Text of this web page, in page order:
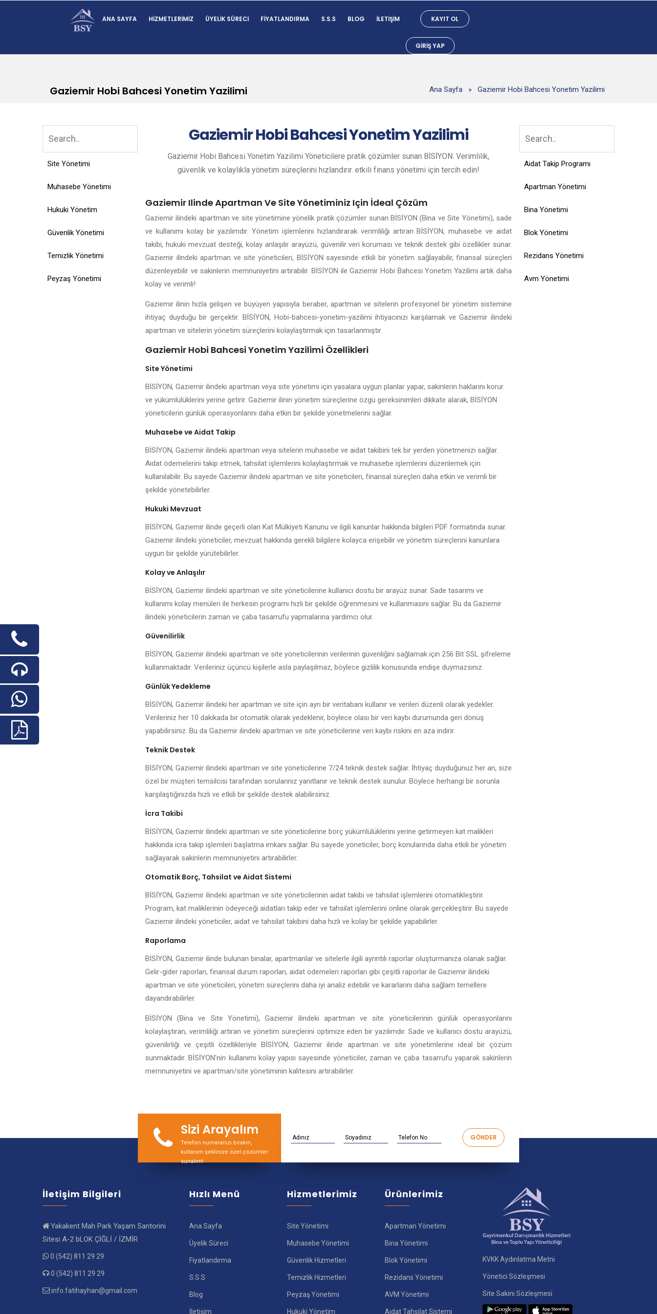
ANA SAYFA HIZMETLERIMIZ ÜYELIK SÜRECI FIYATLANDIRMA S.S.S BLOG İLETIŞIM KAYIT OL
GIRIŞ YAP
Gaziemir Hobi Bahcesi Yonetim Yazilimi Ana Sayfa » Gaziemir Hobi Bahcesi Yonetim Yazilimi
Site Yönetimi
Muhasebe Yönetimi
Hukuki Yönetim
Güvenlik Yönetimi
Temizlik Yönetimi
Peyzaş Yönetimi
GaziemirHobi Bahcesi Yonetim Yazilimi
Gaziemir Hobi Bahcesi Yonetim Yazilimi Yöneticilere pratik çözümler sunan BİSİYON. Verimlilik,
güvenlik ve kolaylıkla yönetim süreçlerini hızlandırır. etkili finans yönetimi için tercih edin!
Gaziemir Ilinde Apartman Ve Site Yönetiminiz Için İdeal Çözüm
Gaziemir ilindeki apartman ve site yönetimine yönelik pratik çözümler sunan BİSİYON (Bina ve Site Yönetimi), sade
ve kullanımı kolay bir yazılımdır. Yönetim işlemlerini hızlandırarak verimliliği artıran BİSİYON, muhasebe ve aidat
takibi, hukuki mevzuat desteği, kolay anlaşılır arayüzü, güvenilir veri koruması ve teknik destek gibi özellikler sunar.
Gaziemir ilindeki apartman ve site yöneticileri, BİSİYON sayesinde etkili bir yönetim sağlayabilir, finansal süreçleri
düzenleyebilir ve sakinlerin memnuniyetini artırabilir. BİSİYON ile Gaziemir Hobi Bahcesi Yonetim Yazilimi artık daha
kolay ve verimli!
Gaziemir ilinin hızla gelişen ve büyüyen yapısıyla beraber, apartman ve sitelerin profesyonel bir yönetim sistemine
ihtiyaç duyduğu bir gerçektir. BİSİYON, Hobi-bahcesi-yonetim-yazilimi ihtiyacınızı karşılamak ve Gaziemir ilindeki
apartman ve sitelerin yönetim süreçlerini kolaylaştırmak için tasarlanmıştır.
Gaziemir Hobi Bahcesi Yonetim Yazilimi Özellikleri
Site Yönetimi
BİSİYON, Gaziemir ilindeki apartman veya site yönetimi için yasalara uygun planlar yapar, sakinlerin haklarını korur
ve yükümlülüklerini yerine getirir. Gaziemir ilinin yönetim süreçlerine özgü gereksinimleri dikkate alarak, BİSİYON
yöneticilerin günlük operasyonlarını daha etkin bir şekilde yönetmelerini sağlar.
Muhasebe ve Aidat Takip
BİSİYON, Gaziemir ilindeki apartman veya sitelerin muhasebe ve aidat takibini tek bir yerden yönetmenizi sağlar.
Aidat ödemelerini takip etmek, tahsilat işlemlerini kolaylaştırmak ve muhasebe işlemlerini düzenlemek için
kullanılabilir. Bu sayede Gaziemir ilindeki apartman ve site yöneticileri, finansal süreçleri daha etkin ve verimli bir
şekilde yönetebilirler.
Hukuki Mevzuat
BİSİYON, Gaziemir ilinde geçerli olan Kat Mülkiyeti Kanunu ve ilgili kanunlar hakkında bilgileri PDF formatında sunar.
Gaziemir ilindeki yöneticiler, mevzuat hakkında gerekli bilgilere kolayca erişebilir ve yönetim süreçlerini kanunlara
uygun bir şekilde yürütebilirler.
Kolay ve Anlaşılır
BİSİYON, Gaziemir ilindeki apartman ve site yöneticilerine kullanıcı dostu bir arayüz sunar. Sade tasarımı ve
kullanımı kolay menüleri ile herkesin programı hızlı bir şekilde öğrenmesini ve kullanmasını sağlar. Bu da Gaziemir
ilindeki yöneticilerin zaman ve çaba tasarrufu yapmalarına yardımcı olur.
Güvenilirlik
BİSİYON, Gaziemir ilindeki apartman ve site yöneticilerinin verilerinin güvenliğini sağlamak için 256 Bit SSL şifreleme
kullanmaktadır. Verileriniz üçüncü kişilerle asla paylaşılmaz, böylece gizlilik konusunda endişe duymazsınız.
Günlük Yedekleme
BİSİYON, Gaziemir ilindeki her apartman ve site için ayrı bir veritabanı kullanır ve verileri düzenli olarak yedekler.
Verileriniz her 10 dakikada bir otomatik olarak yedeklenir, böylece olası bir veri kaybı durumunda geri dönüş
yapabilirsiniz. Bu da Gaziemir ilindeki apartman ve site yöneticilerine veri kaybı riskini en aza indirir.
Teknik Destek
BİSİYON, Gaziemir ilindeki apartman ve site yöneticilerine 7/24 teknik destek sağlar. İhtiyaç duyduğunuz her an, size
özel bir müşteri temsilcisi tarafından sorularınız yanıtlanır ve teknik destek sunulur. Böylece herhangi bir sorunla
karşılaştığınızda hızlı ve etkili bir şekilde destek alabilirsiniz.
İcra Takibi
BİSİYON, Gaziemir ilindeki apartman ve site yöneticilerine borç yükümlülüklerini yerine getirmeyen kat malikleri
hakkında icra takip işlemleri başlatma imkanı sağlar. Bu sayede yöneticiler, borç konularında daha etkili bir yönetim
sağlayarak sakinlerin memnuniyetini artırabilirler.
Otomatik Borç, Tahsilat ve Aidat Sistemi
BİSİYON, Gaziemir ilindeki apartman ve site yöneticilerinin aidat takibi ve tahsilat işlemlerini otomatikleştirir.
Program, kat maliklerinin ödeyeceği aidatları takip eder ve tahsilat işlemlerini online olarak gerçekleştirir. Bu sayede
Gaziemir ilindeki yöneticiler, aidat ve tahsilat takibini daha hızlı ve kolay bir şekilde yapabilirler.
Raporlama
BİSİYON, Gaziemir ilinde bulunan binalar, apartmanlar ve sitelerle ilgili ayrıntılı raporlar oluşturmanıza olanak sağlar.
Gelir-gider raporları, finansal durum raporları, aidat ödemeleri raporları gibi çeşitli raporlar ile Gaziemir ilindeki
apartman ve site yöneticileri, yönetim süreçlerini daha iyi analiz edebilir ve kararlarını daha sağlam temellere
dayandırabilirler.
BİSİYON (Bina ve Site Yönetimi), Gaziemir ilindeki apartman ve site yöneticilerinin günlük operasyonlarını
kolaylaştıran, verimliliği artıran ve yönetim süreçlerini optimize eden bir yazılımdır. Sade ve kullanıcı dostu arayüzü,
güvenilirliği ve çeşitli özellikleriyle BİSİYON, Gaziemir ilinde apartman ve site yönetimlerine ideal bir çözüm
sunmaktadır. BİSİYON'nin kullanımı kolay yapısı sayesinde yöneticiler, zaman ve çaba tasarrufu yaparak sakinlerin
memnuniyetini ve apartman/site yönetiminin kalitesini artırabilirler.
Aidat Takip Programı
Apartman Yönetimi
Bina Yönetimi
Blok Yönetimi
Rezidans Yönetimi
Avm Yönetimi
Sizi Arayalım
Telefon numaranızı bırakın,
kullanım şeklinize özel çözümler
sunalım!
İletişim Bilgileri
Yakakent Mah Park Yaşam Santorini
Sitesi A-2 bLOK ÇİĞLİ / İZMİR
0 (542) 811 29 29
0 (542) 811 29 29
info.fatihayhan@gmail.com
Hızlı Menü
Ana Sayfa
Üyelik Süreci
Fiyatlandırma
S.S.S
Blog
İletişim
Hizmetlerimiz
Site Yönetimi
Muhasebe Yönetimi
Güvenlik Hizmetleri
Temizlik Hizmetleri
Peyzaş Yönetimi
Hukuki Yönetim
Ürünlerimiz
Apartman Yönetimi
Bina Yönetimi
Blok Yönetimi
Rezidans Yönetimi
AVM Yönetimi
Aidat Tahsilat Sistemi
KVKK Aydınlatma Metni
Yönetici Sözleşmesi
Site Sakini Sözleşmesi